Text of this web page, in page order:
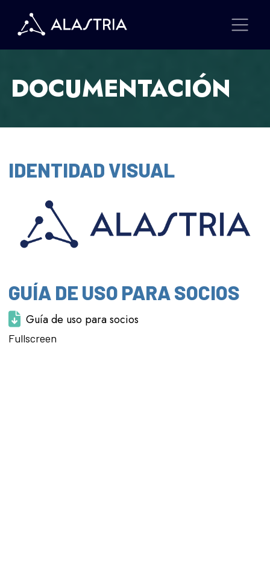
DOCUMENTACIÓN
IDENTIDAD VISUAL
GUÍA DE USO PARA SOCIOS
Guía de uso para socios
Fullscreen
Saltar al
contenido